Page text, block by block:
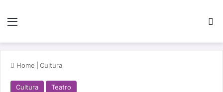
Menu
Home Cultura
Cultura Teatro